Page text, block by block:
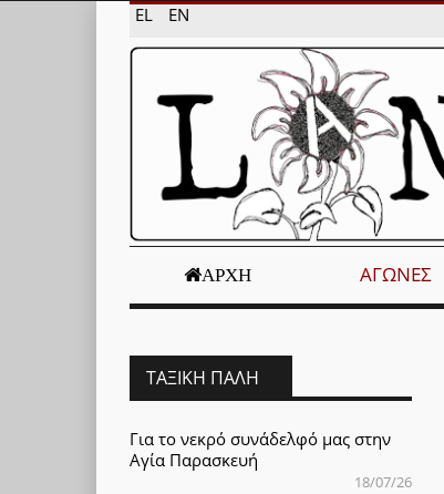
EL EN
ΑΡΧΉ ΑΓΏΝΕΣ
ΤΑΞΙΚΉ ΠΆΛΗ
Για το νεκρό συνάδελφό μας στην
Αγία Παρασκευή
18/07/26